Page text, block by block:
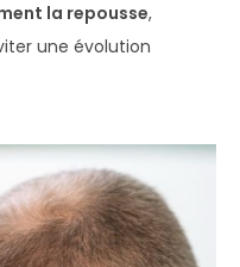
la repousse,
une évolution